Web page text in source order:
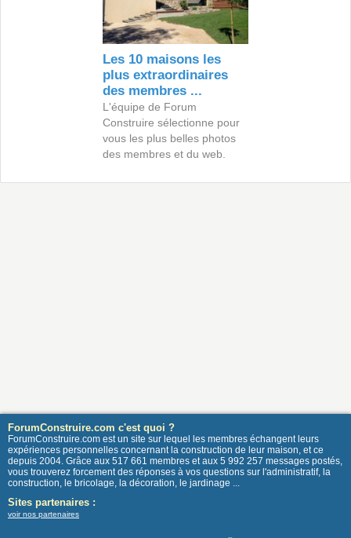
Les 10 maisons les
plus extraordinaires
des membres ...
L'équipe de Forum
Construire sélectionne pour
vous les plus belles photos
des membres et du web.
ForumConstruire.com c'est quoi ?
ForumConstruire.com est un site sur lequel les membres échangent leurs
expériences personnelles concernant la construction de leur maison, et ce
depuis 2004. Grâce aux 517 661 membres et aux 5 992 257 messages postés,
vous trouverez forcement des réponses à vos questions sur l'administratif, la
construction, le bricolage, la décoration, le jardinage ...
Sites partenaires :
voir nos partenaires